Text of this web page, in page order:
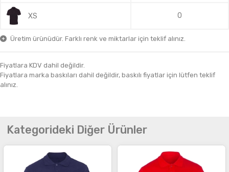
XS 0
Üretim ürünüdür. Farklı renk ve miktarlar için teklif alınız.
Fiyatlara KDV dahil değildir.
Fiyatlara marka baskıları dahil değildir, baskılı fiyatlar için lütfen teklif
alınız.
Kategorideki Diğer Ürünler